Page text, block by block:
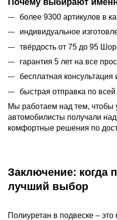
более 9300 артикулов в
индивидуальное
твёрдость от 75 до 95
гарантия 5 лет на все
бесплатная
быстрая отправка по
Мы работаем над тем, чтобы
автомобилисты получали
комфортные решения по
Заключение: когда
лучший выбор
Полиуретан в подвеске –